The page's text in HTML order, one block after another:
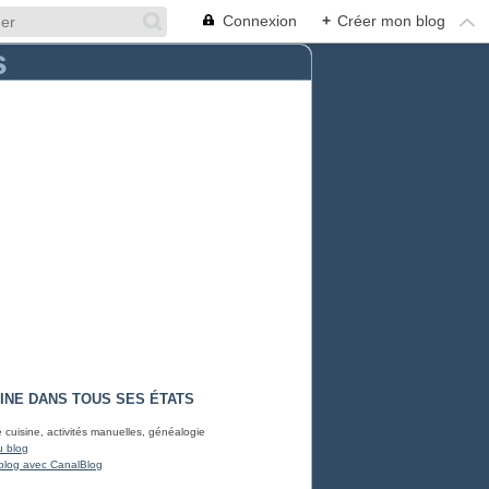
Connexion + Créer mon blog
DANS TOUS SES ÉTATS
cuisine, activités manuelles, généalogie
blog
avec CanalBlog